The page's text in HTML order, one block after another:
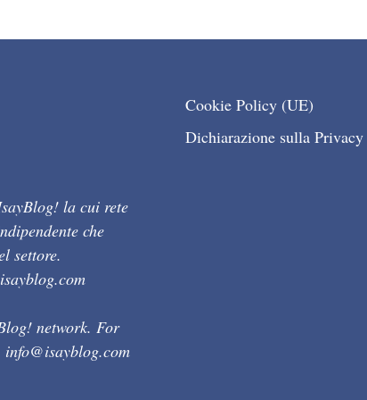
la cui rete
che
settore.
network. For
info@isayblog.com
Cookie Policy (UE)
Dichiarazione sulla